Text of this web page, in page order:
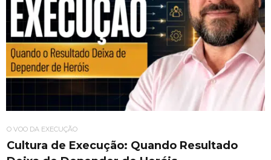
O VOO DA EXECUÇÃO
Cultura de Execução: Quando Resultado